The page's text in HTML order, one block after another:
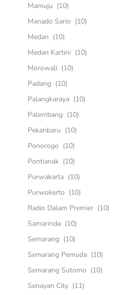
Mamuju (10)
Manado Sario (10)
Medan (10)
Medan Kartini (10)
Morowali (10)
Padang (10)
Palangkaraya (10)
Palembang (10)
Pekanbaru (10)
Ponorogo (10)
Pontianak (10)
Purwakarta (10)
Purwokerto (10)
Radio Dalam Premier (10)
Samarinda (10)
Semarang (10)
Semarang Pemuda (10)
Semarang Sutomo (10)
Senayan City (11)